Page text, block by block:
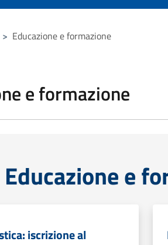
> Educazione e formazione
e formazione
e
iscrizione al